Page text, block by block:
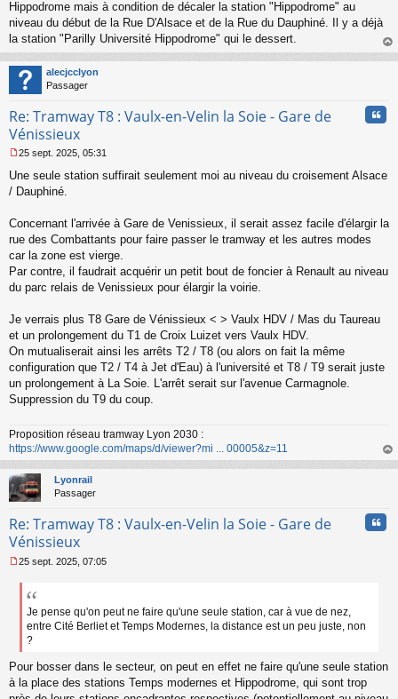
a
g
e
n
o
n
l
Hippodrome mais à condition de décaler la station "Hippodrome" au
niveau du début de la Rue D'Alsace et de la Rue du Dauphiné. Il y a déjà
la station "Parilly Université Hippodrome" qui le dessert.
au
alecjcclyon
Passager
Re: Tramway T8 : Vaulx-en-Velin la Soie - Gare de
Vénissieux
e
s
g
e
n
o
n
25 sept. 2025, 05:31
Une seule station suffirait seulement moi au niveau du croisement Alsace
/ Dauphiné.
Concernant l'arrivée à Gare de Venissieux, il serait assez facile d'élargir la
rue des Combattants pour faire passer le tramway et les autres modes
car la zone est vierge.
Par contre, il faudrait acquérir un petit bout de foncier à Renault au niveau
du parc relais de Venissieux pour élargir la voirie.
Je verrais plus T8 Gare de Vénissieux < > Vaulx HDV / Mas du Taureau
et un prolongement du T1 de Croix Luizet vers Vaulx HDV.
On mutualiserait ainsi les arrêts T2 / T8 (ou alors on fait la même
configuration que T2 / T4 à Jet d'Eau) à l'université et T8 / T9 serait juste
un prolongement à La Soie. L'arrêt serait sur l'avenue Carmagnole.
Suppression du T9 du coup.
Proposition réseau tramway Lyon 2030 :
https://www.google.com/maps/d/viewer?mi ... 00005&z=11
au
Lyonrail
Passager
Re: Tramway T8 : Vaulx-en-Velin la Soie - Gare de
Vénissieux
e
e
n
o
25 sept. 2025, 07:05
Je pense qu'on peut ne faire qu'une seule station, car à vue de nez,
entre Cité Berliet et Temps Modernes, la distance est un peu juste, non
?
Pour bosser dans le secteur, on peut en effet ne faire qu'une seule station
à la place des stations Temps modernes et Hippodrome, qui sont trop